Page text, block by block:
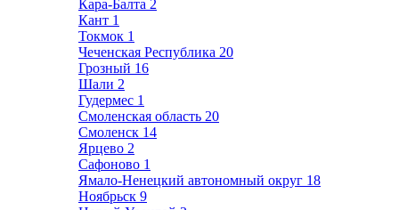
Кара-Балта 2
Кант 1
Токмок 1
Чеченская Республика 20
Грозный 16
Шали 2
Гудермес 1
Смоленская область 20
Смоленск 14
Ярцево 2
Сафоново 1
Ямало-Ненецкий автономный округ 18
Ноябрьск 9